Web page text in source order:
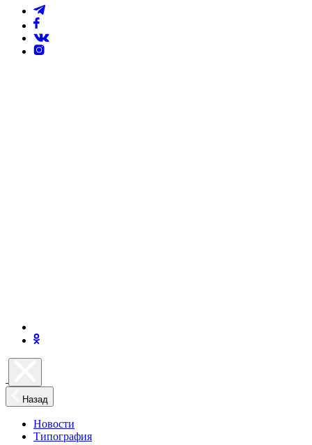
Назад
Новости
Типография